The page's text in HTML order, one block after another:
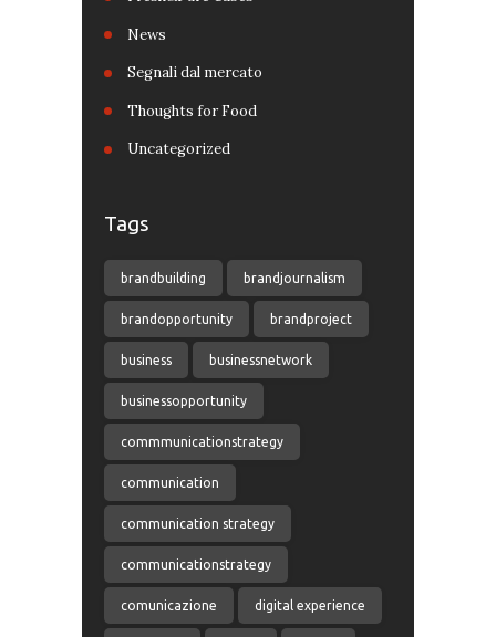
News
Segnali dal mercato
Thoughts for Food
Uncategorized
Tags
brandbuilding brandjournalism
brandopportunity brandproject
business businessnetwork
businessopportunity
commmunicationstrategy
communication
communication strategy
communicationstrategy
comunicazione digital experience